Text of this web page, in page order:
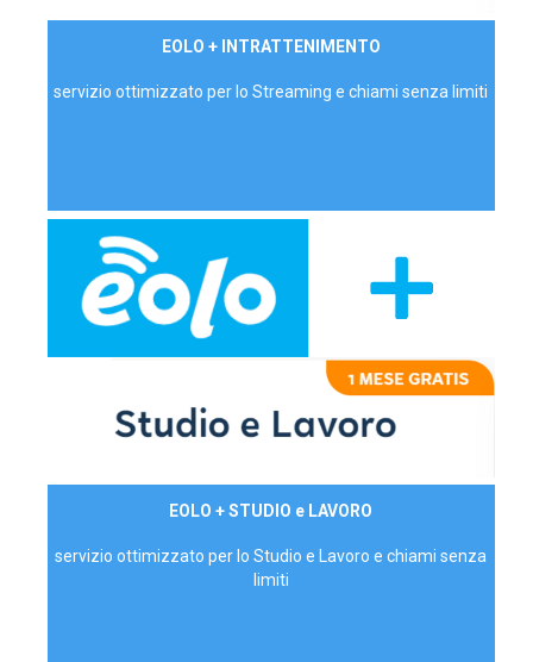
EOLO + INTRATTENIMENTO
servizio ottimizzato per lo Streaming e chiami senza limiti
EOLO + STUDIO e LAVORO
servizio ottimizzato per lo Studio e Lavoro e chiami senza
limiti